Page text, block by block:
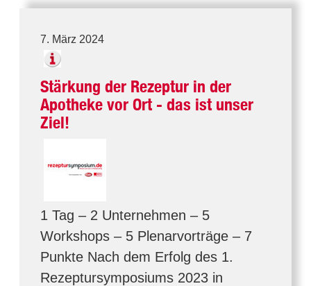
7. März 2024
Stärkung der Rezeptur in der
Apotheke vor Ort - das ist unser
Ziel!
1 Tag – 2 Unternehmen – 5
Workshops – 5 Plenarvorträge – 7
Punkte Nach dem Erfolg des 1.
Rezeptursymposiums 2023 in